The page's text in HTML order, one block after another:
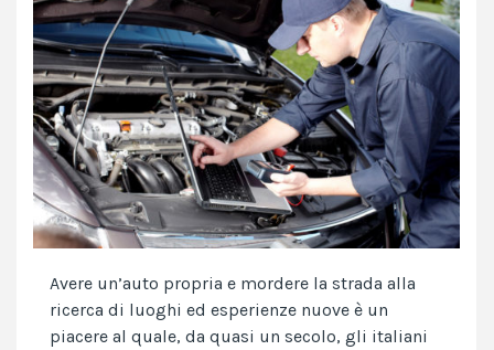
Avere un’auto propria e mordere la strada alla
ricerca di luoghi ed esperienze nuove è un
piacere al quale, da quasi un secolo, gli italiani